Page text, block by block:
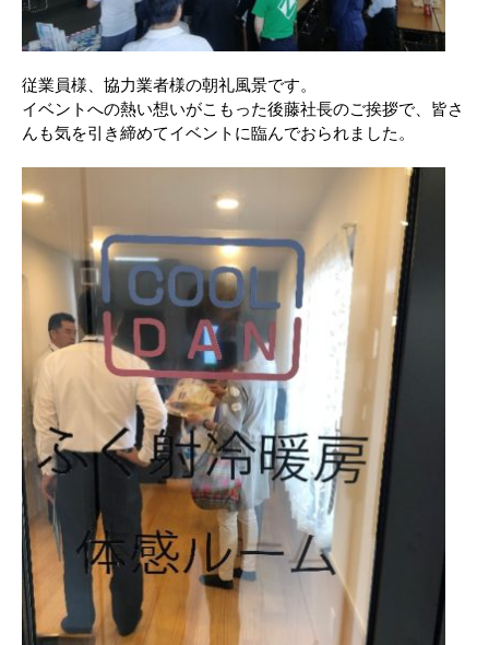
従業員様、協力業者様の朝礼風景です。
イベントへの熱い想いがこもった後藤社長のご挨拶で、皆さ
んも気を引き締めてイベントに臨んでおられました。